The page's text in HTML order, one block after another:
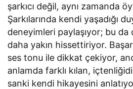
şarkıcı değil, aynı zamanda
Şarkılarında kendi yaşadığı
deneyimleri paylaşıyor; bu da
daha yakın hissettiriyor.
ses tonu ile dikkat çekiyor,
anlamda farklı kılan,
sanki kendi hikayesini